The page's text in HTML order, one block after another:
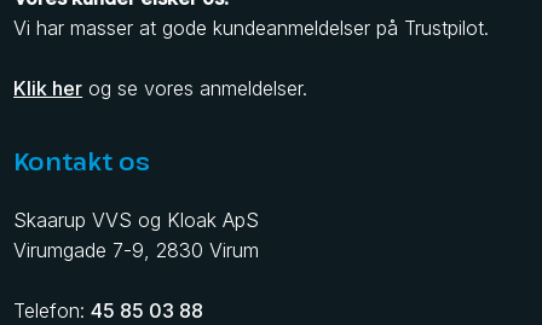
​Vi har masser at gode kundeanmeldelser på Trustpilot.
Klik her og se vores anmeldelser.
Kontakt os
Skaarup VVS og Kloak ApS
​Virumgade 7-9, 2830 Virum
Telefon:45 85 03 88